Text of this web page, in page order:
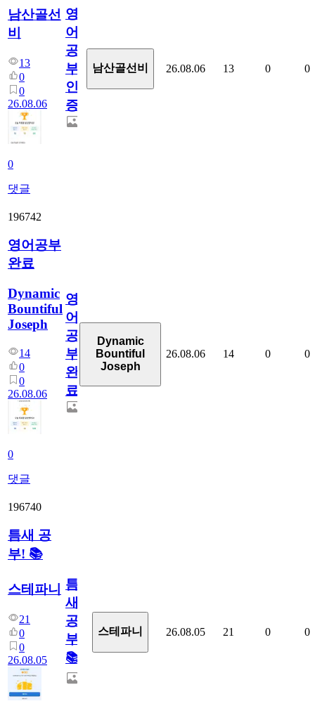
남산골선
비
13
0
0
26.08.06
0
댓글
영
어
공
부
인
증
남산골선비 26.08.06 13 0 0
196742
영어공부
완료
Dynamic
Bountiful
Joseph
14
0
0
26.08.06
0
댓글
영
어
공
부
완
료
Dynamic
Bountiful
Joseph
26.08.06 14 0 0
196740
틈새 공
부! 📚
스테파니
21
0
0
26.08.05
틈
새
공
부!
📚
스테파니 26.08.05 21 0 0